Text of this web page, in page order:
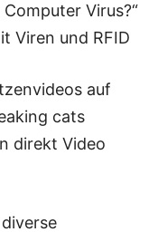
Virus?“
Viren und RFID
auf
cats
direkt Video